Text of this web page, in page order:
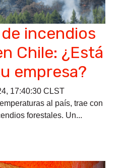
incendios
Chile: ¿Está
empresa?
17:40:30 CLST
al país, trae con
forestales. Un...